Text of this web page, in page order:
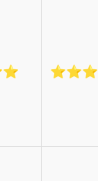
⭐⭐⭐